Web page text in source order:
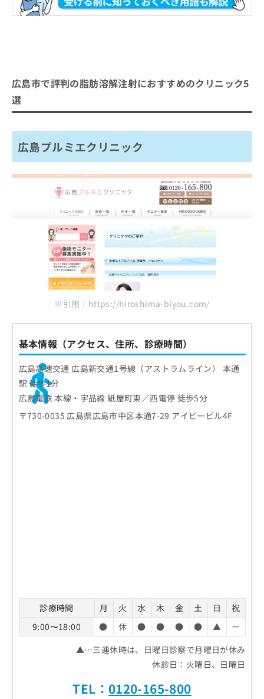
広島市で評判の脂肪溶解注射におすすめのクリニック5
選
広島プルミエクリニック
※引用：https://hiroshima-biyou.com/
基本情報（アクセス、住所、診療時間）
広島高速交通 広島新交通1号線（アストラムライン） 本通
駅 徒歩1分
広島電鉄 本線・宇品線 紙屋町東／西電停 徒歩5分
〒730-0035 広島県広島市中区本通7-29 アイビービル4F
診療時間 月 火 水 木 金 土 日
祝
9:00〜18:00
● 休 ● ● ● ● ▲
ー
▲…三連休時は、日曜日診察で月曜日が休み
休診日：火曜日、日曜日
TEL： 0120-165-800